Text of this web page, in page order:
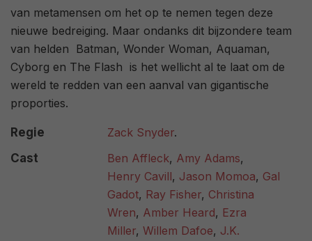
van metamensen om het op te nemen tegen deze
nieuwe bedreiging. Maar ondanks dit bijzondere team
van helden  Batman, Wonder Woman, Aquaman,
Cyborg en The Flash  is het wellicht al te laat om de
wereld te redden van een aanval van gigantische
proporties.
Regie Zack Snyder.
Cast
Ben Affleck, Amy Adams,
Henry Cavill, Jason Momoa, Gal
Gadot, Ray Fisher, Christina
Wren, Amber Heard, Ezra
Miller,Willem Dafoe, J.K.